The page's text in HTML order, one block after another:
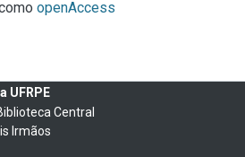
openAccess
UFRPE
Central
Irmãos